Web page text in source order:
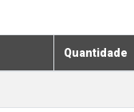
Quantidade